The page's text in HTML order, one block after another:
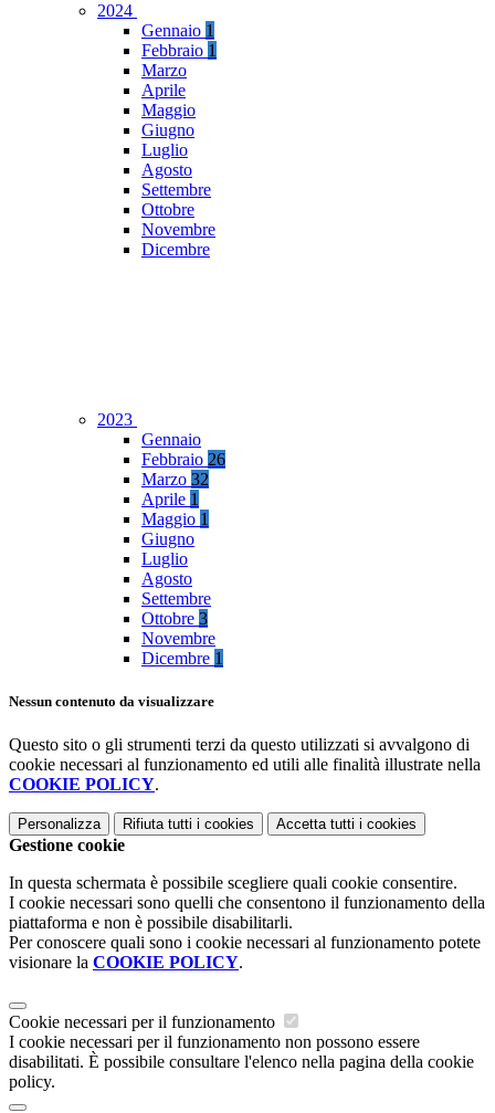
2024
Gennaio 1
Febbraio 1
Marzo
Aprile
Maggio
Giugno
Luglio
Agosto
Settembre
Ottobre
Novembre
Dicembre
2023
Gennaio
Febbraio 26
Marzo 32
Aprile 1
Maggio 1
Giugno
Luglio
Agosto
Settembre
Ottobre 3
Novembre
Dicembre 1
Nessun contenuto da visualizzare
Questo sito o gli strumenti terzi da questo utilizzati si avvalgono di
cookie necessari al funzionamento ed utili alle finalità illustrate nella
COOKIE POLICY.
Personalizza Rifiuta tutti i cookies Accetta tutti i cookies
Gestione cookie
In questa schermata è possibile scegliere quali cookie consentire.
I cookie necessari sono quelli che consentono il funzionamento della
piattaforma e non è possibile disabilitarli.
Per conoscere quali sono i cookie necessari al funzionamento potete
visionare la COOKIE POLICY.
Cookie necessari per il funzionamento
I cookie necessari per il funzionamento non possono essere
disabilitati. È possibile consultare l'elenco nella pagina della cookie
policy.